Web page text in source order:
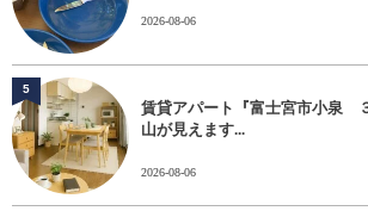
2026-08-06
賃貸アパート『富士宮市小泉
山が見えます...
2026-08-06
5